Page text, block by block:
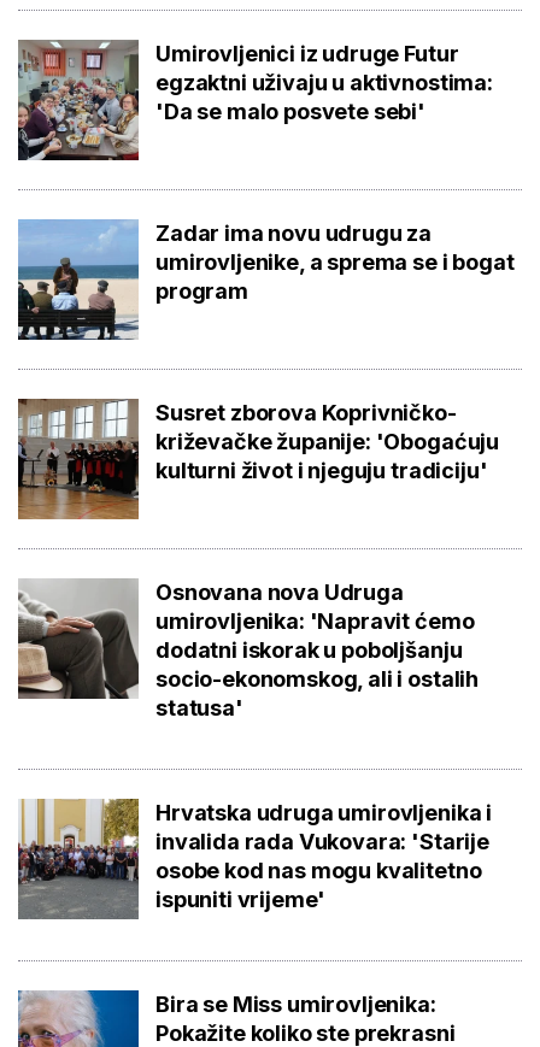
Umirovljenici iz udruge Futur
egzaktni uživaju u aktivnostima:
'Da se malo posvete sebi'
Zadar ima novu udrugu za
umirovljenike, a sprema se i bogat
program
Susret zborova Koprivničko-
križevačke županije: 'Obogaćuju
kulturni život i njeguju tradiciju'
Osnovana nova Udruga
umirovljenika: 'Napravit ćemo
dodatni iskorak u poboljšanju
socio-ekonomskog, ali i ostalih
statusa'
Hrvatska udruga umirovljenika i
invalida rada Vukovara: 'Starije
osobe kod nas mogu kvalitetno
ispuniti vrijeme'
Bira se Miss umirovljenika:
Pokažite koliko ste prekrasni